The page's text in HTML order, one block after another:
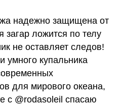
надежно защищена от
загар ложится по телу
не оставляет следов!
умного купальника
для мирового океана,
с @rodasoleil спасаю